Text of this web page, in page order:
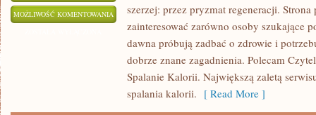
MOŻLIWOŚĆ KOMENTOWANIA PORADNIK
SUPLEMENTACYJNY
szerzej: przez pryzmat regeneracji.
zainteresować zarówno osoby szukające
dawna próbują zadbać o zdrowie i
dobrze znane zagadnienia. Polecam
Spalanie Kalorii. Największą zaletą
spalania kalorii. [ Read More ]